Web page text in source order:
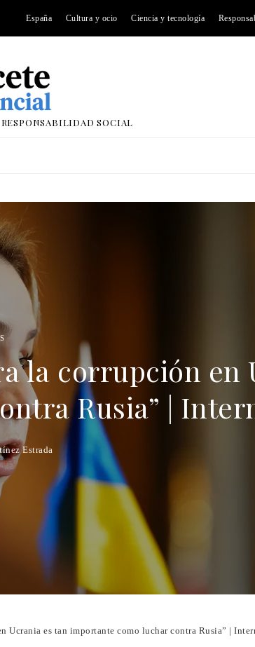
España Cultura y ocio Ciencia y tecnología
RESPONSABILIDAD SOCIAL
la corrupción en
Rusia” |
Estrada
Ucrania es tan importante como luchar contra Rusia” |